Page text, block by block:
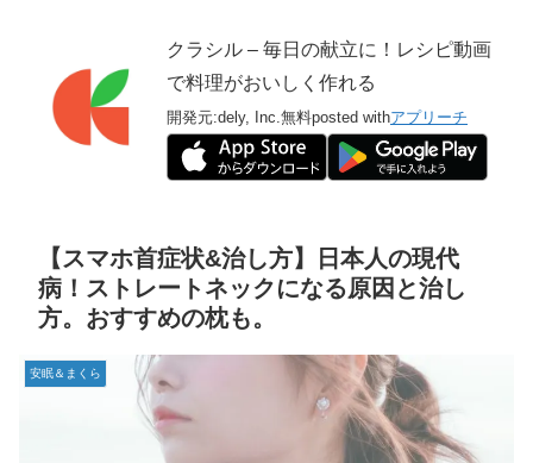
クラシル – 毎日の献立に！レシピ動画
で料理がおいしく作れる
開発元:dely, Inc. 無料posted withアプリーチ
【スマホ首症状&治し方】日本人の現代
病！ストレートネックになる原因と治し
方。おすすめの枕も。
安眠＆まくら